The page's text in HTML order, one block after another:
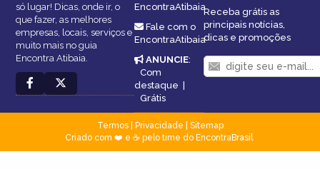
só lugar! Dicas, onde ir, o
que fazer, as melhores
empresas, locais, serviços e
muito mais no guia
Encontra Atibaia.
EncontraAtibaia
Fale com o
EncontraAtibaia
ANUNCIE:
Com
destaque |
Grátis
Receba grátis as
principais notícias,
dicas e promoções
Termos| Privacidade
Sitemap
Criado com ❤️ e ☕ pelo time do EncontraBrasil